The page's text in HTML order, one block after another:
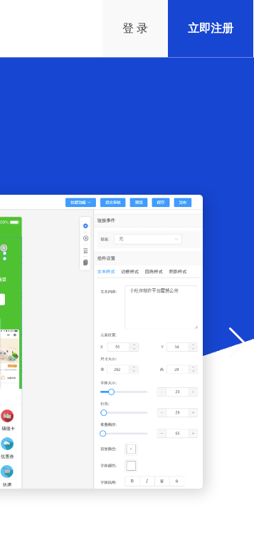
登 录 立即注册